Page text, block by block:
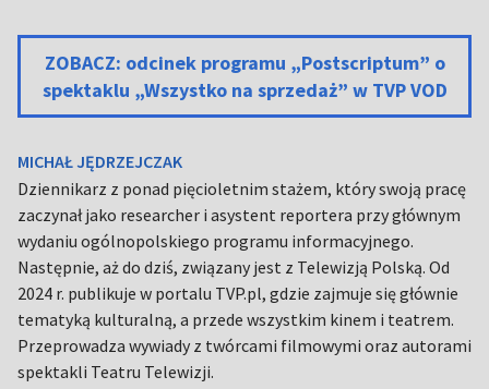
ZOBACZ: odcinek programu „Postscriptum” o
spektaklu „Wszystko na sprzedaż” w TVP VOD
MICHAŁ JĘDRZEJCZAK
Dziennikarz z ponad pięcioletnim stażem, który swoją pracę
zaczynał jako researcher i asystent reportera przy głównym
wydaniu ogólnopolskiego programu informacyjnego.
Następnie, aż do dziś, związany jest z Telewizją Polską. Od
2024 r. publikuje w portalu TVP.pl, gdzie zajmuje się głównie
tematyką kulturalną, a przede wszystkim kinem i teatrem.
Przeprowadza wywiady z twórcami filmowymi oraz autorami
spektakli Teatru Telewizji.